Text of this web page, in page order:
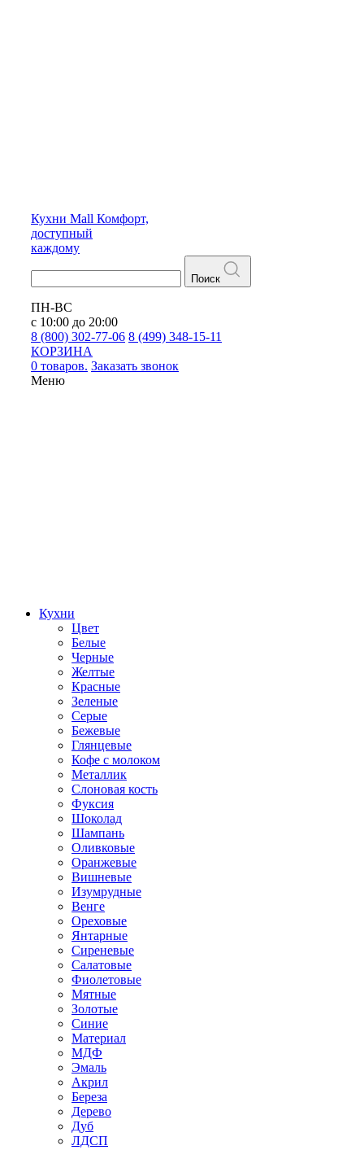
Кухни Mall Комфорт,
доступный
каждому
Поиск
ПН-ВС
с 10:00 до 20:00
8 (800) 302-77-06 8 (499) 348-15-11
КОРЗИНА
0 товаров. Заказать звонок
Меню
Кухни
Цвет
Белые
Черные
Желтые
Красные
Зеленые
Серые
Бежевые
Глянцевые
Кофе с молоком
Металлик
Слоновая кость
Фуксия
Шоколад
Шампань
Оливковые
Оранжевые
Вишневые
Изумрудные
Венге
Ореховые
Янтарные
Сиреневые
Салатовые
Фиолетовые
Мятные
Золотые
Синие
Материал
МДФ
Эмаль
Акрил
Береза
Дерево
Дуб
ЛДСП